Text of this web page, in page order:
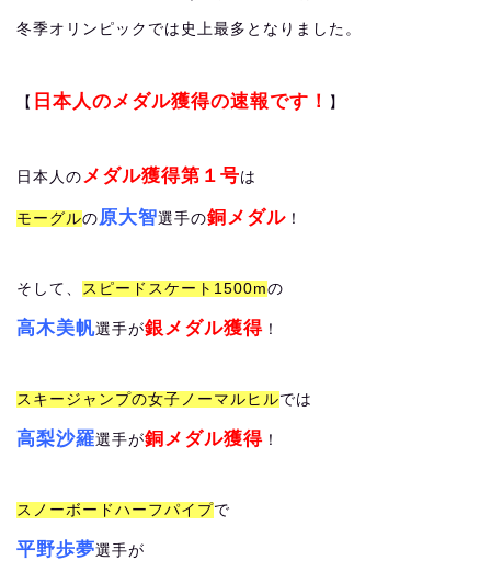
冬季オリンピックでは史上最多となりました。
【 日本人のメダル獲得の速報です！ 】
日本人のメダル獲得第１号は
モーグルの原大智選手の銅メダル ！
そして、 スピードスケート1500mの
高木美帆選手が銀メダル獲得 ！
スキージャンプの女子ノーマルヒルでは
高梨沙羅選手が銅メダル獲得 ！
スノーボードハーフパイプで
平野歩夢選手が